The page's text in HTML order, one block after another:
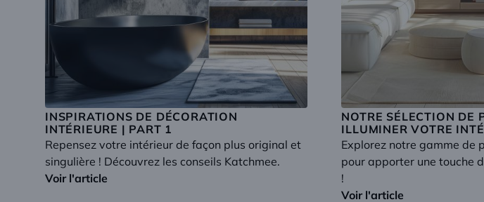
INSPIRATIONS DE DÉCORATION
INTÉRIEURE | PART 1
Repensez votre intérieur de façon plus original et
singulière ! Découvrez les conseils Katchmee.
Voir l'article
NOTRE SÉLECTION DE
ILLUMINER VOTRE
Explorez notre gamme de
pour apporter une touche
!
Voir l'article